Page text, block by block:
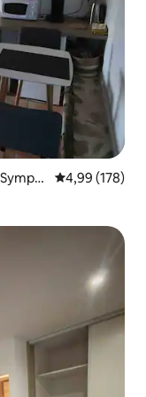
Xếp hạng
4,99 (178)